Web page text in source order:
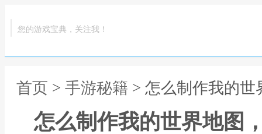
您的游戏宝典，关注我！
首页 > 手游秘籍 > 怎么制作我的
怎么制作我的世界地图